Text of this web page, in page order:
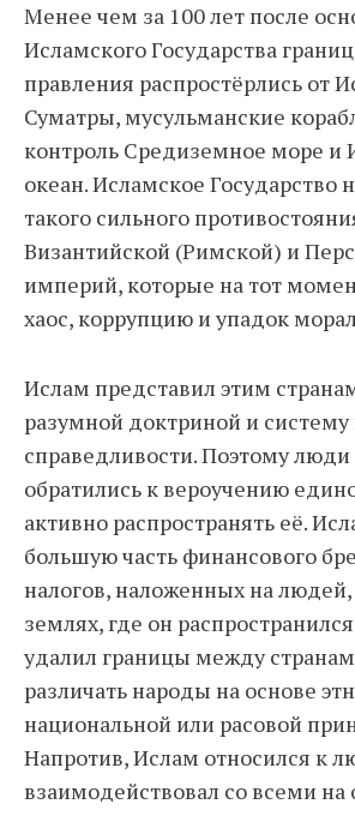
Менее чем за 100 лет после
Исламского Государства
правления распростёрлись от
Суматры, мусульманские
контроль Средиземное море и
океан. Исламское Государство
такого сильного
Византийской (Римской) и
империй, которые на тот
хаос, коррупцию и упадок
Ислам представил этим
разумной доктриной и систему
справедливости. Поэтому
обратились к вероучению
активно распространять её.
большую часть финансового
налогов, наложенных на
землях, где он
удалил границы между
различать народы на основе
национальной или расовой
Напротив, Ислам относился к
взаимодействовал со всеми на